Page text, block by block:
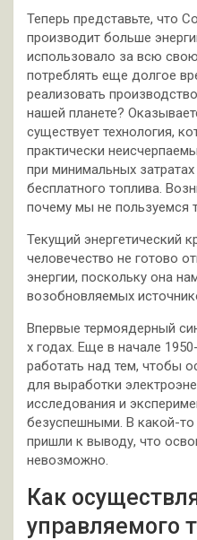
Теперь представьте, что
производит больше
использовало за всю
потреблять еще долгое
реализовать
нашей планете?
существует технология,
практически
при минимальных
бесплатного топлива.
почему мы не пользуемся
Текущий энергетический
человечество не готово
энергии, поскольку она
возобновляемых
Впервые термоядерный
х годах. Еще в начале
работать над тем, чтобы
для выработки
исследования и
безуспешными. В какой-
пришли к выводу, что
невозможно.
Как
управляемого